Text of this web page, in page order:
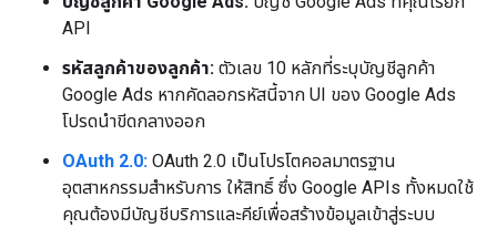
API
รหัสลูกค้าของลูกค้า: ตัวเลข 10 หลักที่ระบุบัญชีลูกค้า
Google Ads หากคัดลอกรหัสนี้จาก UI ของ Google Ads
โปรดนำขีดกลางออก
OAuth 2.0: OAuth 2.0 เป็นโปรโตคอลมาตรฐาน
อุตสาหกรรมสำหรับการ ให้สิทธิ์ ซึ่ง Google APIs ทั้งหมดใช้
คุณต้องมีบัญชีบริการและคีย์เพื่อสร้างข้อมูลเข้าสู่ระบบ